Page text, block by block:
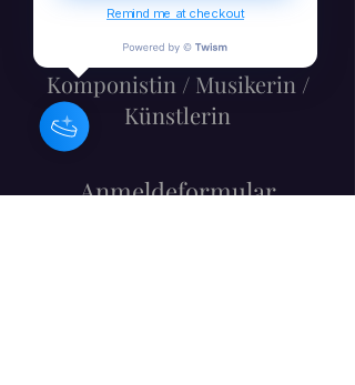
Barbara Craig - Irische
Komponistin / Musikerin /
Künstlerin
Anmeldeformular
Remind me at checkout